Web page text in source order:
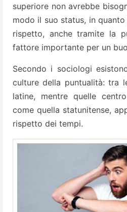
superiore non avrebbe
modo il suo status, in
rispetto, anche tramite la
fattore importante per un
Secondo i sociologi
culture della puntualità: tra
latine, mentre quelle
come quella statunitense,
rispetto dei tempi.